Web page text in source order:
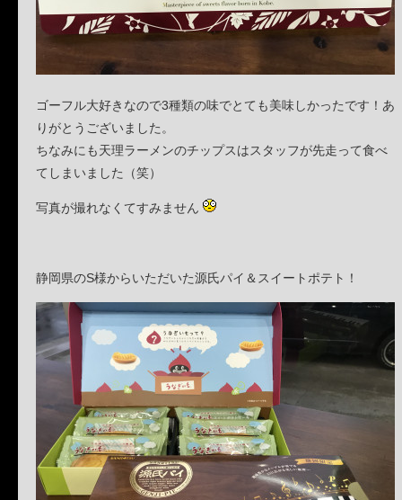
ゴーフル大好きなので3種類の味でとても美味しかったです！あ
りがとうございました。
ちなみにも天理ラーメンのチップスはスタッフが先走って食べ
てしまいました（笑）
写真が撮れなくてすみません
静岡県のS様からいただいた源氏パイ＆スイートポテト！